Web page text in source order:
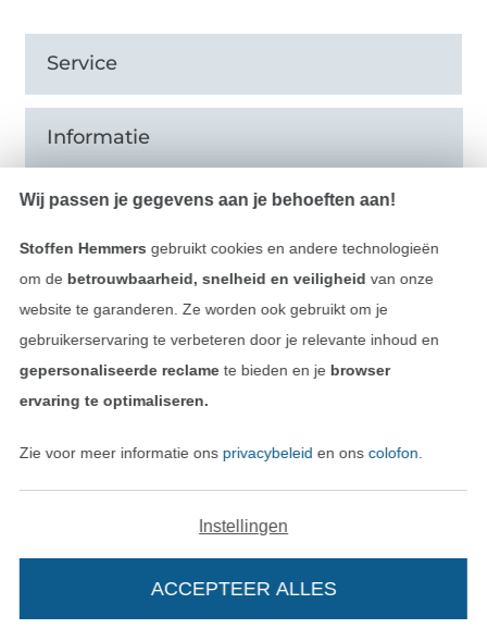
Service
Informatie
Heb je vragen?
Stuur ons een e-mail
Wij passen je gegevens aan je behoeften aan!
Stoffen Hemmers gebruikt cookies en andere technologieën
om de betrouwbaarheid, snelheid en veiligheid van onze
website te garanderen. Ze worden ook gebruikt om je
gebruikerservaring te verbeteren door je relevante inhoud en
gepersonaliseerde reclamete bieden en je browser
ervaring te optimaliseren.
Zie voor meer informatie ons privacybeleid en ons colofon
Instellingen
ACCEPTEER ALLES